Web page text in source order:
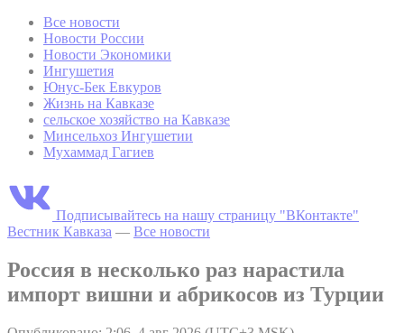
Все новости
Новости России
Новости Экономики
Ингушетия
Юнус-Бек Евкуров
Жизнь на Кавказе
сельское хозяйство на Кавказе
Минсельхоз Ингушетии
Мухаммад Гагиев
Подписывайтесь на нашу страницу "ВКонтакте"
Вестник Кавказа — Все новости
Россия в несколько раз нарастила
импорт вишни и абрикосов из Турции